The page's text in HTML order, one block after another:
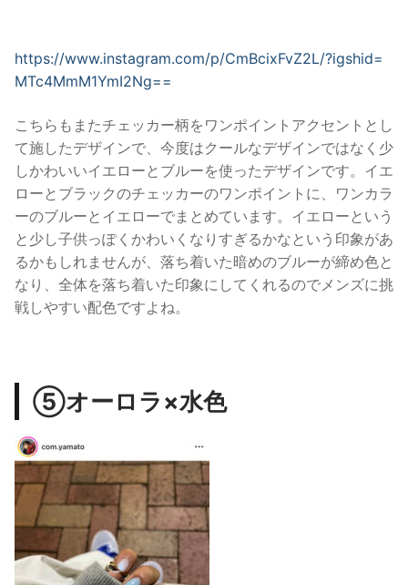
https://www.instagram.com/p/CmBcixFvZ2L/?igshid=
MTc4MmM1YmI2Ng==
こちらもまたチェッカー柄をワンポイントアクセントとし
て施したデザインで、今度はクールなデザインではなく少
しかわいいイエローとブルーを使ったデザインです。イエ
ローとブラックのチェッカーのワンポイントに、ワンカラ
ーのブルーとイエローでまとめています。イエローという
と少し子供っぽくかわいくなりすぎるかなという印象があ
るかもしれませんが、落ち着いた暗めのブルーが締め色と
なり、全体を落ち着いた印象にしてくれるのでメンズに挑
戦しやすい配色ですよね。
⑤オーロラ×水色